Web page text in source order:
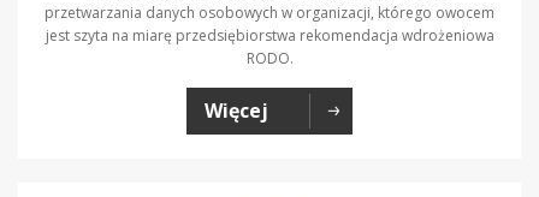
przetwarzania danych osobowych w organizacji, którego owocem
jest szyta na miarę przedsiębiorstwa rekomendacja wdrożeniowa
RODO.
Więcej